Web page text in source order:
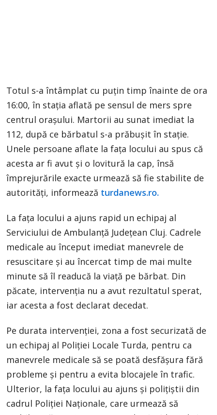
Totul s-a întâmplat cu puțin timp înainte de ora
16:00, în stația aflată pe sensul de mers spre
centrul orașului. Martorii au sunat imediat la
112, după ce bărbatul s-a prăbușit în stație.
Unele persoane aflate la fața locului au spus că
acesta ar fi avut și o lovitură la cap, însă
împrejurările exacte urmează să fie stabilite de
autorități, informează turdanews.ro.
La fața locului a ajuns rapid un echipaj al
Serviciului de Ambulanță Județean Cluj. Cadrele
medicale au început imediat manevrele de
resuscitare și au încercat timp de mai multe
minute să îl readucă la viață pe bărbat. Din
păcate, intervenția nu a avut rezultatul sperat,
iar acesta a fost declarat decedat.
Pe durata intervenției, zona a fost securizată de
un echipaj al Poliției Locale Turda, pentru ca
manevrele medicale să se poată desfășura fără
probleme și pentru a evita blocajele în trafic.
Ulterior, la fața locului au ajuns și polițiștii din
cadrul Poliției Naționale, care urmează să